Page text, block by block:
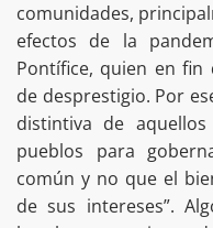
comunidades,
efectos de la
Pontífice, quien en fin
de desprestigio. Por
distintiva de
pueblos para
común y no que el
de sus intereses”.